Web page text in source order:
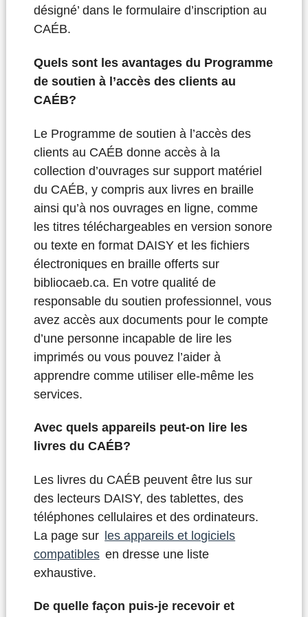
désigné’ dans le formulaire d’inscription au
CAÉB.
Quels sont les avantages du Programme
de soutien à l’accès des clients au
CAÉB?
Le Programme de soutien à l’accès des
clients au CAÉB donne accès à la
collection d’ouvrages sur support matériel
du CAÉB, y compris aux livres en braille
ainsi qu’à nos ouvrages en ligne, comme
les titres téléchargeables en version sonore
ou texte en format DAISY et les fichiers
électroniques en braille offerts sur
bibliocaeb.ca. En votre qualité de
responsable du soutien professionnel, vous
avez accès aux documents pour le compte
d’une personne incapable de lire les
imprimés ou vous pouvez l’aider à
apprendre comme utiliser elle-même les
services.
Avec quels appareils peut-on lire les
livres du CAÉB?
Les livres du CAÉB peuvent être lus sur
des lecteurs DAISY, des tablettes, des
téléphones cellulaires et des ordinateurs.
La page sur les appareils et logiciels
compatibles en dresse une liste
exhaustive.
De quelle façon puis-je recevoir et